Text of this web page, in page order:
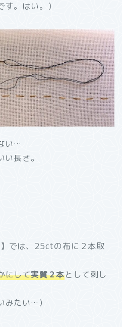
す。はい。）
い…
長さ。
では、25ctの布に２本取
にして実質２本として刺し
みたい…）